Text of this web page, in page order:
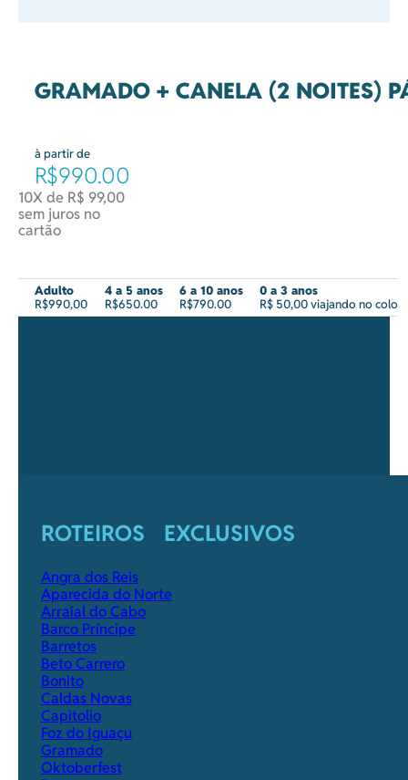
GRAMADO + CANELA (2 NOITES)
à partir de
R$990.00
10X de R$ 99,00
sem juros no
cartão
Adulto
R$990,00
4 a 5 anos
R$650.00
6 a 10 anos
R$790.00
0 a 3 anos
R$ 50,00 viajando no colo
ROTEIROS EXCLUSIVOS
Angra dos Reis
Aparecida do Norte
Arraial do Cabo
Barco Príncipe
Barretos
Beto Carrero
Bonito
Caldas Novas
Capitolio
Foz do Iguaçu
Gramado
Oktoberfest